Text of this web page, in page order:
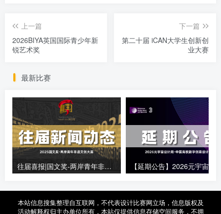
上一篇
2026BIYA英国国际青少年新
锐艺术奖
下一篇
第二十届 iCAN大学生创新创
业大赛
最新比赛
往届喜报|国文奖-两岸青年非遗文创大赛
本站信息搜集整理自互联网，不代表设计比赛网立场，信息版权及
活动解释权归主办单位所有，本站仅提供信息存储空间服务，不拥